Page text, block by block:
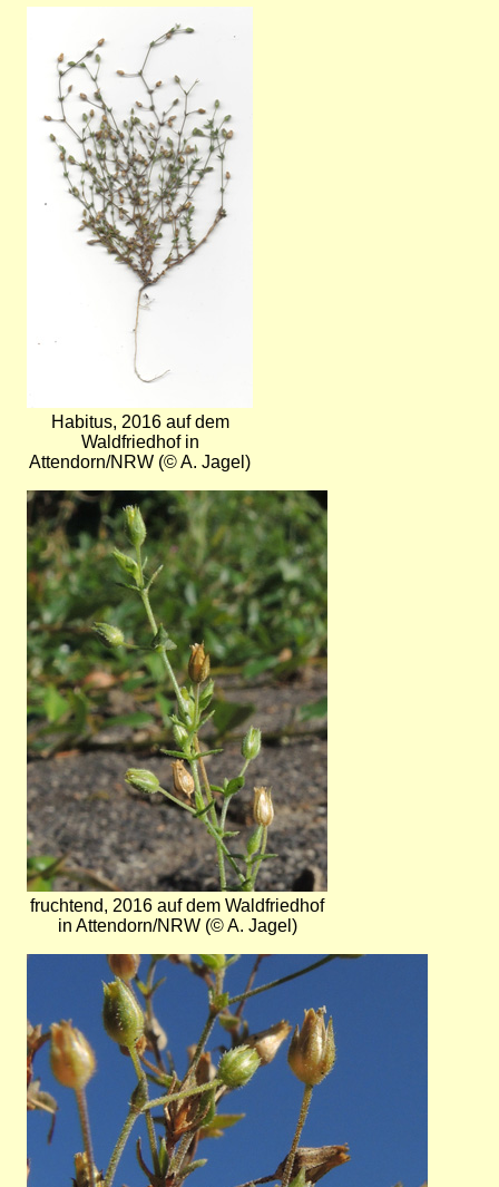
Habitus, 2016 auf dem
Waldfriedhof in
Attendorn/NRW (© A. Jagel)
Bild
fruchtend, 2016 auf dem Waldfriedhof
in Attendorn/NRW (© A. Jagel)
Bild